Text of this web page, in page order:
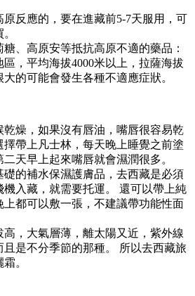
反應的，要在進藏前5-7天服用，可
、高原安等抵抗高原不適的藥品：
，平均海拔4000米以上，拉薩海拔
的可能會發生各種不適應症狀。
乾燥，如果沒有唇油，嘴唇很容易乾
擇帶上凡士林，每天晚上睡覺之前塗
二天早上起來嘴唇就會濕潤很多。
礎的補水保濕護膚品，去西藏是必須
機入藏，就需要托運。 還可以帶上純
上都可以敷一張，不建議帶功能性面
高，大氣層薄，離太陽又近，紫外線
且是不分季節的那種。 所以去西藏旅
。